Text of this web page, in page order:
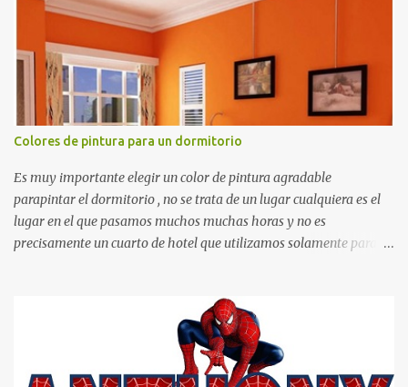
otras cosas.
Colores de pintura para un dormitorio
Es muy importante elegir un color de pintura agradable
parapintar el dormitorio , no se trata de un lugar cualquiera es el
lugar en el que pasamos muchos muchas horas y no es
precisamente un cuarto de hotel que utilizamos solamente para
cómodo y también para nuestra vista. Te mostramos algunas
sugerencias que pueden brindar la elegancia y estilo que buscas
para tu dormitorio. El color naranja es una buena opción para
recibir esa luz y felicidad que todo ser humano necesita. El color